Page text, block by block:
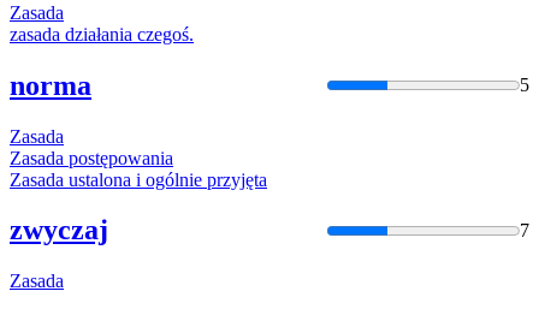
Zasada
zasada działania czegoś.
norma 5
Zasada
Zasada postępowania
Zasada ustalona i ogólnie przyjęta
zwyczaj 7
Zasada